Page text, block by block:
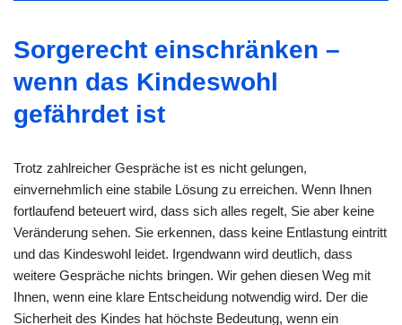
Sorgerecht einschränken –
wenn das Kindeswohl
gefährdet ist
Trotz zahlreicher Gespräche ist es nicht gelungen,
einvernehmlich eine stabile Lösung zu erreichen. Wenn Ihnen
fortlaufend beteuert wird, dass sich alles regelt, Sie aber keine
Veränderung sehen. Sie erkennen, dass keine Entlastung eintritt
und das Kindeswohl leidet. Irgendwann wird deutlich, dass
weitere Gespräche nichts bringen. Wir gehen diesen Weg mit
Ihnen, wenn eine klare Entscheidung notwendig wird. Der die
Sicherheit des Kindes hat höchste Bedeutung, wenn ein